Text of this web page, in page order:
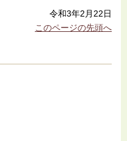
令和3年2月22日
このページの先頭へ